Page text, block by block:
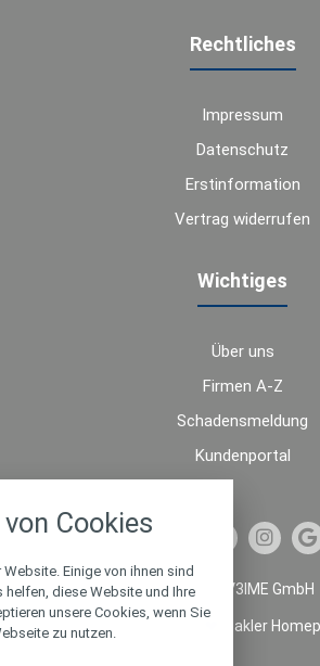
Rechtliches
Impressum
Datenschutz
Erstinformation
Vertrag widerrufen
Wichtiges
Über uns
Firmen A-Z
Schadensmeldung
Kundenportal
© 2026 V3IME GmbH
Makler
Cookies
Einige von ihnen sind
diese Website und Ihre
unsere Cookies, wenn Sie
zu nutzen.
alle verwendeten Cookies und
zu blockieren.
Notwendig